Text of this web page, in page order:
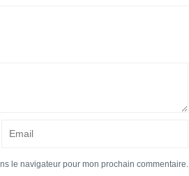
le navigateur pour mon prochain commentaire.